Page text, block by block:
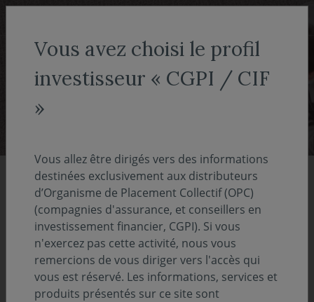
Aller au menu
Aller au contenu
COVEA FINANCE Nos expertises
Nos expertises
Vous avez choisi le profil
investisseur « CGPI / CIF
»
Vous allez être dirigés vers des informations
destinées exclusivement aux distributeurs
d’Organisme de Placement Collectif (OPC)
(compagnies d'assurance, et conseillers en
investissement financier, CGPI). Si vous
n'exercez pas cette activité, nous vous
remercions de vous diriger vers l'accès qui
vous est réservé. Les informations, services et
produits présentés sur ce site sont